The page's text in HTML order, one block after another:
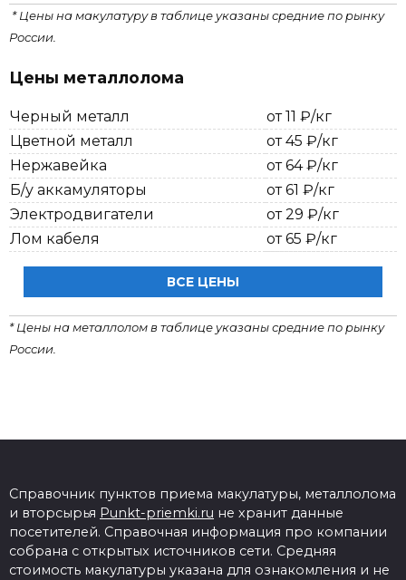
* Цены на макулатуру в таблице указаны средние по рынку
России.
Цены металлолома
Черный металл
от 11 ₽/кг
Цветной металл
от 45 ₽/кг
Нержавейка
от 64 ₽/кг
Б/у аккамуляторы
от 61 ₽/кг
Электродвигатели
от 29 ₽/кг
Лом кабеля
от 65 ₽/кг
ВСЕ ЦЕНЫ
* Цены на металлолом в таблице указаны средние по рынку
России.
Справочник пунктов приема макулатуры, металлолома
и вторсырья Punkt-priemki.ru не хранит данные
посетителей. Справочная информация про компании
собрана с открытых источников сети. Средняя
стоимость макулатуры указана для ознакомления и не